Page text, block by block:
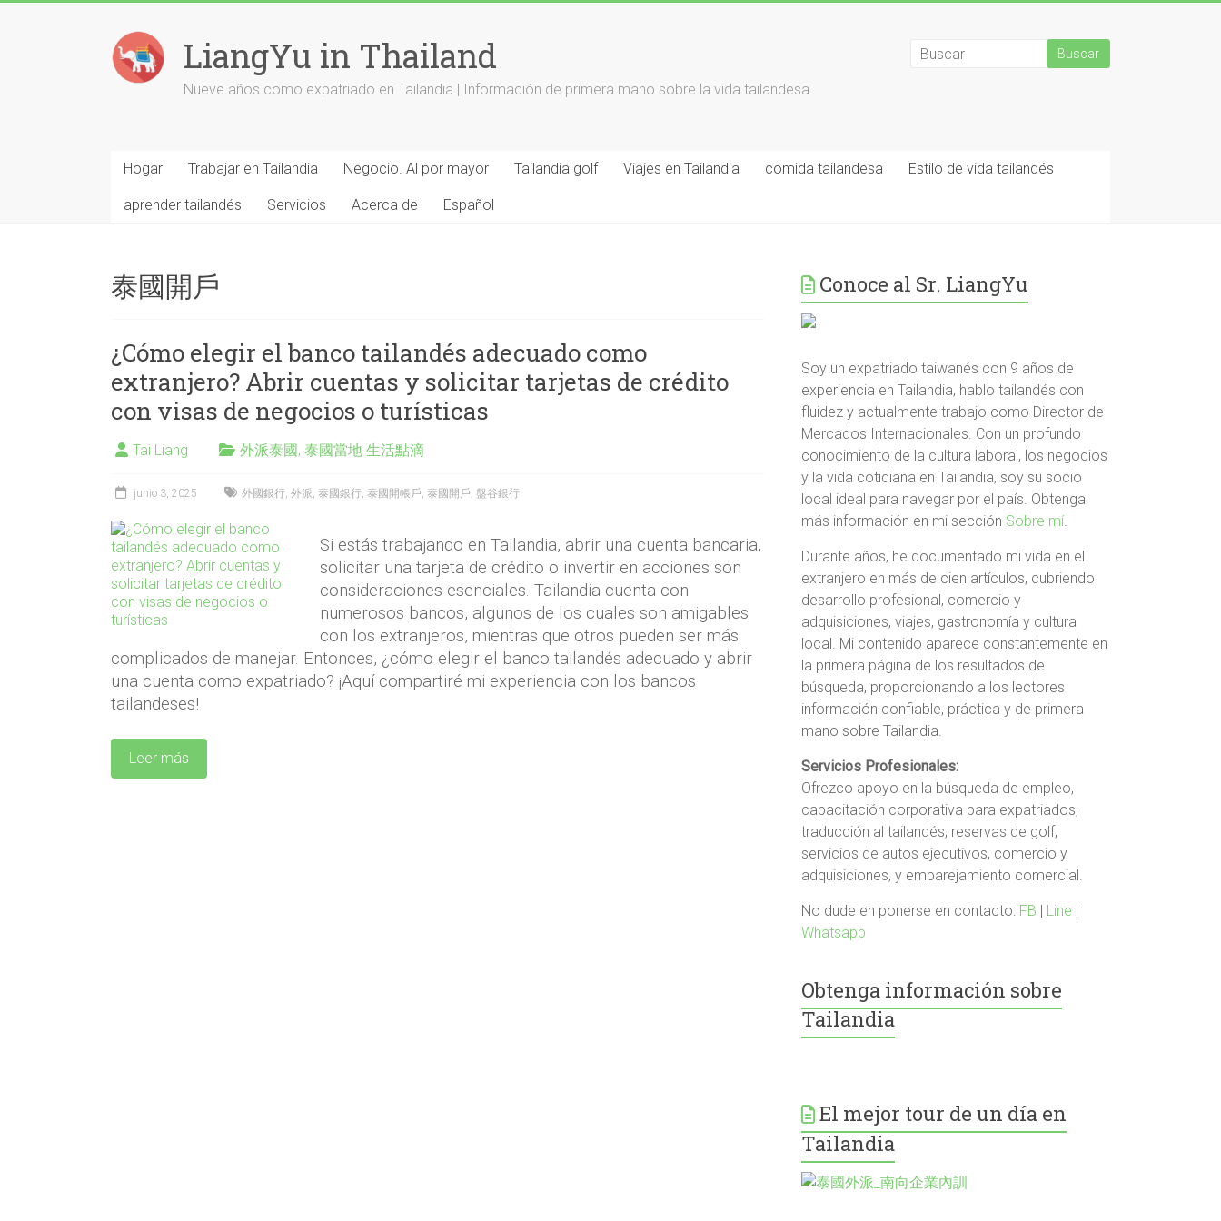
LiangYu in Thailand
Nueve años como expatriado en Tailandia | Información de primera mano sobre la vida tailandesa
Hogar Trabajar en Tailandia Negocio. Al por mayor Tailandia golf Viajes en Tailandia comida tailandesa Estilo de vida tailandés
aprender tailandés Servicios Acerca de Español
泰國開戶
¿Cómo elegir el banco tailandés adecuado como
extranjero? Abrir cuentas y solicitar tarjetas de crédito
con visas de negocios o turísticas
Tai Liang 外派泰國, 泰國當地 生活點滴
junio 3, 2025 外國銀行, 外派, 泰國銀行, 泰國開帳戶, 泰國開戶, 盤谷銀行
Si estás trabajando en Tailandia, abrir una cuenta bancaria,
solicitar una tarjeta de crédito o invertir en acciones son
consideraciones esenciales. Tailandia cuenta con
numerosos bancos, algunos de los cuales son amigables
con los extranjeros, mientras que otros pueden ser más
complicados de manejar. Entonces, ¿cómo elegir el banco tailandés adecuado y abrir
una cuenta como expatriado? ¡Aquí compartiré mi experiencia con los bancos
tailandeses!
Leer más
Conoce al Sr. LiangYu
Soy un expatriado taiwanés con 9 años de
experiencia en Tailandia, hablo tailandés con
fluidez y actualmente trabajo como Director de
Mercados Internacionales. Con un profundo
conocimiento de la cultura laboral, los negocios
y la vida cotidiana en Tailandia, soy su socio
local ideal para navegar por el país. Obtenga
más información en mi sección Sobre mí.
Durante años, he documentado mi vida en el
extranjero en más de cien artículos, cubriendo
desarrollo profesional, comercio y
adquisiciones, viajes, gastronomía y cultura
local. Mi contenido aparece constantemente en
la primera página de los resultados de
búsqueda, proporcionando a los lectores
información confiable, práctica y de primera
mano sobre Tailandia.
Servicios Profesionales:
Ofrezco apoyo en la búsqueda de empleo,
capacitación corporativa para expatriados,
traducción al tailandés, reservas de golf,
servicios de autos ejecutivos, comercio y
adquisiciones, y emparejamiento comercial.
No dude en ponerse en contacto: FB | Line |
Whatsapp
Obtenga información sobre
Tailandia
El mejor tour de un día en
Tailandia